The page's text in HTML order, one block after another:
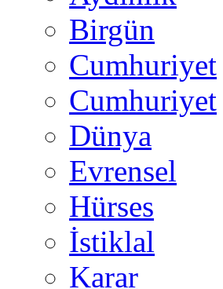
Birgün
Cumhuriyet
Cumhuriyet
Dünya
Evrensel
Hürses
İstiklal
Karar